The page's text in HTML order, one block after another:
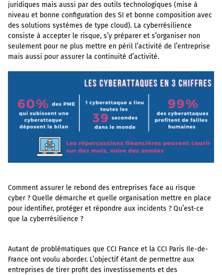
juridiques mais aussi par des outils technologiques (mise à
niveau et bonne configuration des SI et bonne composition avec
des solutions systèmes de type cloud). La cyberrésilience
consiste à accepter le risque, s’y préparer et s’organiser non
seulement pour ne plus mettre en péril l’activité de l’entreprise
mais aussi pour assurer la continuité d’activité.
Comment assurer le rebond des entreprises face au risque
cyber ? Quelle démarche et quelle organisation mettre en place
pour identifier, protéger et répondre aux incidents ? Qu’est-ce
que la cyberrésilience ?
Autant de problématiques que CCI France et la CCI Paris Ile-de-
France ont voulu aborder. L’objectif étant de permettre aux
entreprises de tirer profit des investissements et des